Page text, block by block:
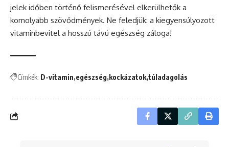
jelek időben történő felismerésével elkerülhetők a
komolyabb szövődmények. Ne feledjük: a kiegyensúlyozott
vitaminbevitel a hosszú távú egészség záloga!
Címkék: D-vitamin egészség kockázatok túladagolás